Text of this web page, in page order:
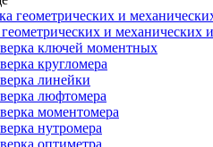
и механических
ключей моментных
кругломера
линейки
люфтомера
моментомера
нутромера
оптиметра